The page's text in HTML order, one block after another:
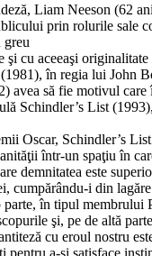
Liam Neeson (62
prin rolurile sale
greu
şi cu aceeaşi
în regia lui John
să fie motivul
Schindler’s List
Oscar, Schindler’s
într-un spaţiu în
demnitatea este
cumpărându-i din
parte, în tipul
şi, pe de altă
cu eroul nostru
a-şi satisface